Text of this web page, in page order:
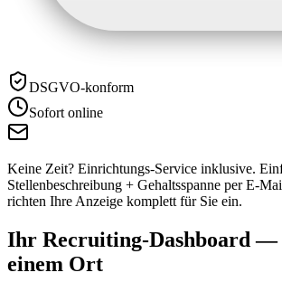
DSGVO-konform
Sofort online
Keine Zeit? Einrichtungs-Service inklusive.
Stellenbeschreibung + Gehaltsspanne per E-
richten Ihre Anzeige komplett für Sie ein.
Ihr Recruiting-Dashboard —
einem Ort